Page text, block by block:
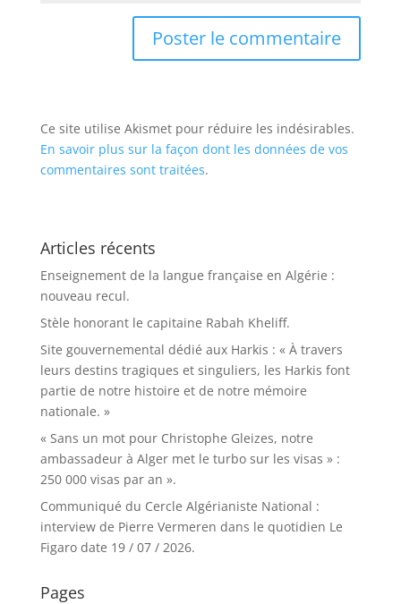
Ce site utilise Akismet pour réduire les indésirables.
En savoir plus sur la façon dont les données de vos
commentaires sont traitées.
Articles récents
Enseignement de la langue française en Algérie :
nouveau recul.
Stèle honorant le capitaine Rabah Kheliff.
Site gouvernemental dédié aux Harkis : « À travers
leurs destins tragiques et singuliers, les Harkis font
partie de notre histoire et de notre mémoire
nationale. »
« Sans un mot pour Christophe Gleizes, notre
ambassadeur à Alger met le turbo sur les visas » :
250 000 visas par an ».
Communiqué du Cercle Algérianiste National :
interview de Pierre Vermeren dans le quotidien Le
Figaro date 19 / 07 / 2026.
Pages